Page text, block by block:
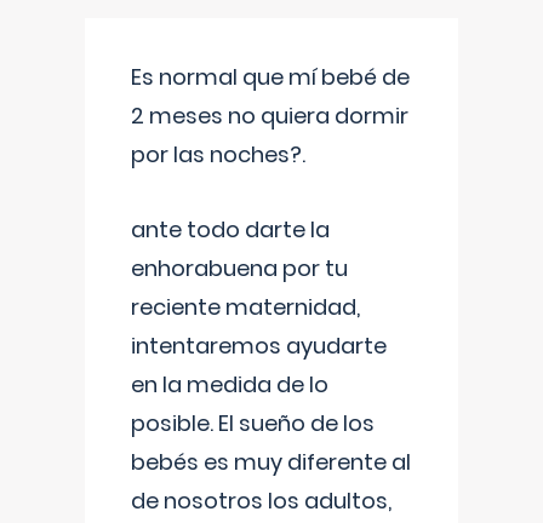
Es normal que mí bebé de
2 meses no quiera dormir
por las noches?.
ante todo darte la
enhorabuena por tu
reciente maternidad,
intentaremos ayudarte
en la medida de lo
posible. El sueño de los
bebés es muy diferente al
de nosotros los adultos,